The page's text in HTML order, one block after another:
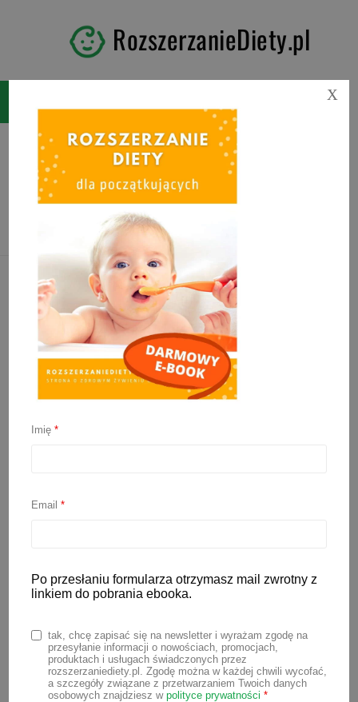
RozszerzanieDiety.pl
Tag:rozszerzanie diety
darmowy e-book
niemowlaka krok po
25 marca 2022
dziecko, pragniemy zapewnić mu
wszystko, co najlepsze. Dbamy o jego
prawidłowy rozwój, chcemy by jadło
Imię*
Email*
Po przesłaniu formularza otrzymasz mail zwrotny z
linkiem do pobrania ebooka.
tak, chcę zapisać się na newsletter i wyrażam zgodę na
przesyłanie informacji o nowościach, promocjach,
produktach i usługach świadczonych przez
rozszerzaniediety.pl. Zgodę można w każdej chwili wycofać,
a szczegóły związane z przetwarzaniem Twoich danych
osobowych znajdziesz w polityce prywatności *
X